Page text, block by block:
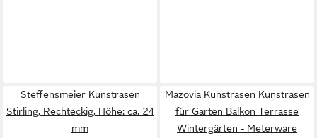
Steffensmeier Kunstrasen
Stirling, Rechteckig, Höhe: ca. 24
mm
Mazovia Kunstrasen Kunstrasen
für Garten Balkon Terrasse
Wintergärten - Meterware